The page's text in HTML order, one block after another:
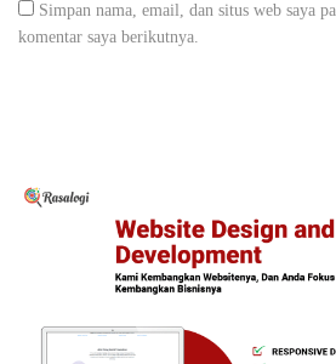
Simpan nama, email, dan situs web saya
komentar saya berikutnya.